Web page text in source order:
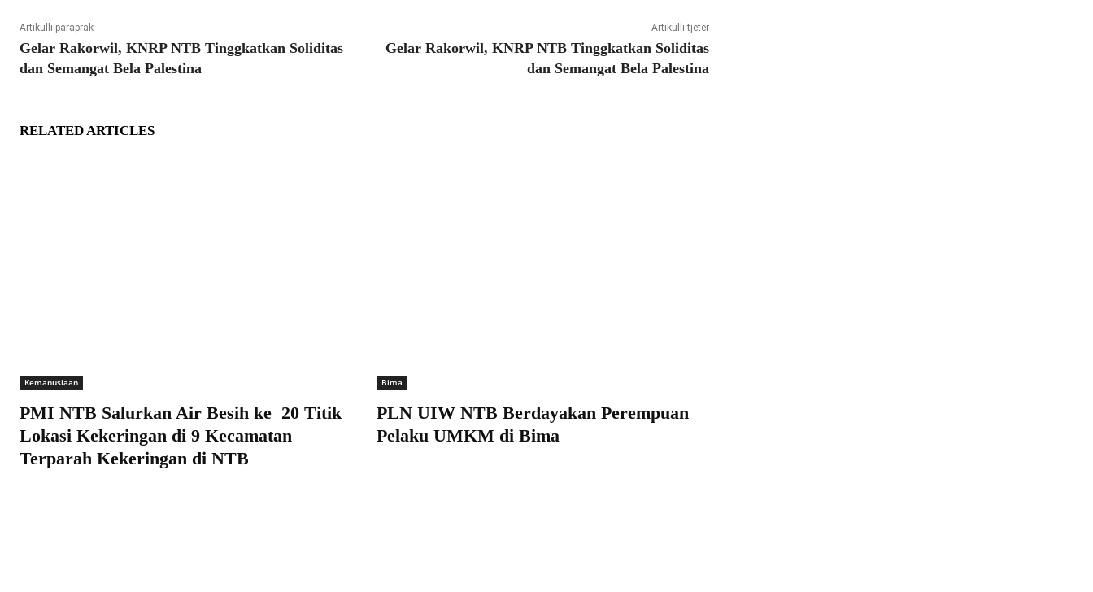
Artikulli paraprak
Gelar Rakorwil, KNRP NTB Tinggkatkan Soliditas
dan Semangat Bela Palestina
Artikulli tjetër
Gelar Rakorwil, KNRP NTB Tinggkatkan Soliditas
dan Semangat Bela Palestina
RELATED ARTICLES
Kemanusiaan
PMI NTB Salurkan Air Besih ke 20 Titik
Lokasi Kekeringan di 9 Kecamatan
Terparah Kekeringan di NTB
Bima
PLN UIW NTB Berdayakan Perempuan
Pelaku UMKM di Bima